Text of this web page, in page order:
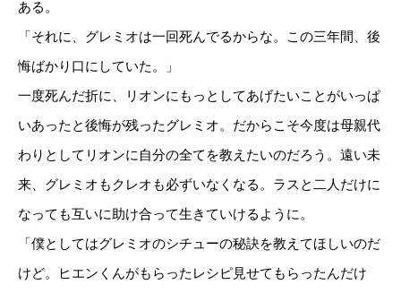
ある。
「それに、グレミオは一回死んでるからな。この三年間、後
悔ばかり口にしていた。」
一度死んだ折に、リオンにもっとしてあげたいことがいっぱ
いあったと後悔が残ったグレミオ。だからこそ今度は母親代
わりとしてリオンに自分の全てを教えたいのだろう。遠い未
来、グレミオもクレオも必ずいなくなる。ラスと二人だけに
なっても互いに助け合って生きていけるように。
「僕としてはグレミオのシチューの秘訣を教えてほしいのだ
けど。ヒエンくんがもらったレシピ見せてもらったんだけ